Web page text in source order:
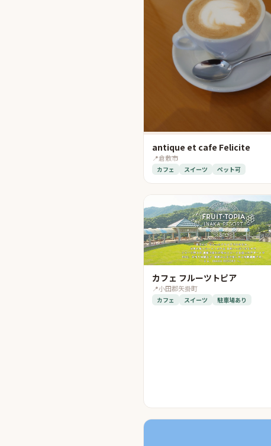
antique et cafe Felicite
📍倉敷市
カフェ スイーツ ペット可
カフェ フルーツトピア
📍小田郡矢掛町
カフェ スイーツ 駐車場あり